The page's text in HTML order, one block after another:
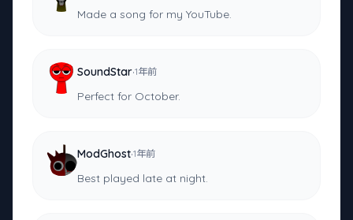
Made a song for my YouTube.
SoundStar·1年前
Perfect for October.
ModGhost·1年前
Best played late at night.